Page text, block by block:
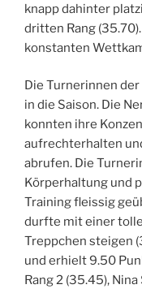
knapp dahinter
dritten Rang
konstanten
Die Turnerinnen
in die Saison. Die
konnten ihre
aufrechterhalten
abrufen. Die
Körperhaltung und
Training fleissig
durfte mit einer
Treppchen steigen
und erhielt 9.50
Rang 2 (35.45),